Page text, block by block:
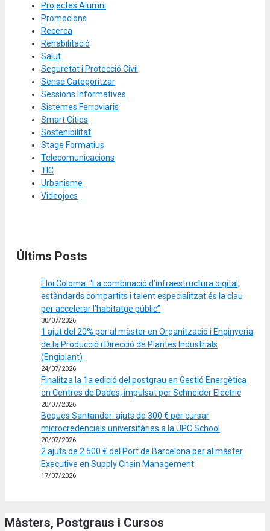
Projectes Alumni
Promocions
Recerca
Rehabilitació
Salut
Seguretat i Protecció Civil
Sense Categoritzar
Sessions Informatives
Sistemes Ferroviaris
Smart Cities
Sostenibilitat
Stage Formatius
Telecomunicacions
TIC
Urbanisme
Videojocs
Últims Posts
Eloi Coloma: “La combinació d’infraestructura digital,
estàndards compartits i talent especialitzat és la clau
per accelerar l’habitatge públic”
30/07/2026
1 ajut del 20% per al màster en Organització i Enginyeria
de la Producció i Direcció de Plantes Industrials
(Engiplant)
24/07/2026
Finalitza la 1a edició del postgrau en Gestió Energètica
en Centres de Dades, impulsat per Schneider Electric
20/07/2026
Beques Santander: ajuts de 300 € per cursar
microcredencials universitàries a la UPC School
20/07/2026
2 ajuts de 2.500 € del Port de Barcelona per al màster
Executive en Supply Chain Management
17/07/2026
Màsters, Postgraus i Cursos